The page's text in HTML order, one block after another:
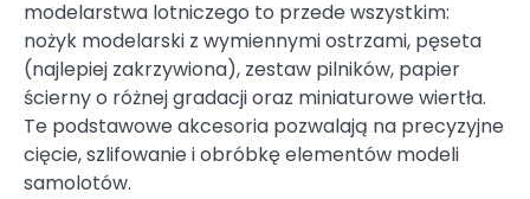
modelarstwa lotniczego to przede wszystkim:
nożyk modelarski z wymiennymi ostrzami, pęseta
(najlepiej zakrzywiona), zestaw pilników, papier
ścierny o różnej gradacji oraz miniaturowe wiertła.
Te podstawowe akcesoria pozwalają na precyzyjne
cięcie, szlifowanie i obróbkę elementów modeli
samolotów.